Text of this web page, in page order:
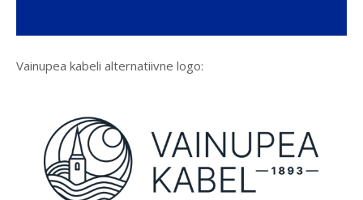
Vainupea kabeli alternatiivne logo: